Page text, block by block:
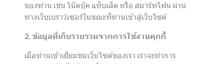
ของท่าน เช่น โน๊ตบุ๊ค แท็บเล็ต หรือ สมาร์ทโฟน ผ่าน
ทางเว็บเบราว์เซอร์ในขณะที่ท่านเข้าสู่เว็บไซต์
2. ข้อมูลที่เก็บรวบรวมจากการใช้งานคุกกี้
เมื่อท่านเข้าเยี่ยมชมเว็บไซต์ของเรา เราจะทำการ